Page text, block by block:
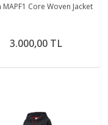
MAPF1 Core Woven Jacket
3.000,00 TL